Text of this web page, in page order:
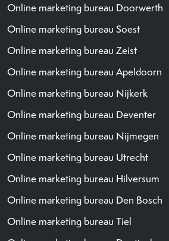
Online marketing bureau Doorwerth
Online marketing bureau Soest
Online marketing bureau Zeist
Online marketing bureau Apeldoorn
Online marketing bureau Nijkerk
Online marketing bureau Deventer
Online marketing bureau Nijmegen
Online marketing bureau Utrecht
Online marketing bureau Hilversum
Online marketing bureau Den Bosch
Online marketing bureau Tiel